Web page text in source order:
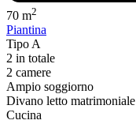
70 m2
Piantina
Tipo A
2 in totale
2 camere
Ampio soggiorno
Divano letto matrimoniale
Cucina